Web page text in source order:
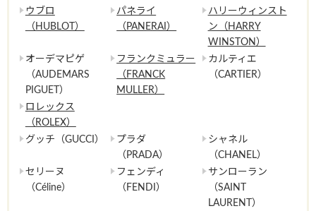
ウブロ
（HUBLOT）
パネライ
（PANERAI）
ハリーウィンスト
ン（HARRY
WINSTON）
オーデマピゲ
（AUDEMARS
PIGUET）
フランクミュラー
（FRANCK
MULLER）
カルティエ
（CARTIER）
ロレックス
（ROLEX）
グッチ（GUCCI）
プラダ
（PRADA）
シャネル
（CHANEL）
セリーヌ
（Céline）
フェンディ
（FENDI）
サンローラン
（SAINT
LAURENT）